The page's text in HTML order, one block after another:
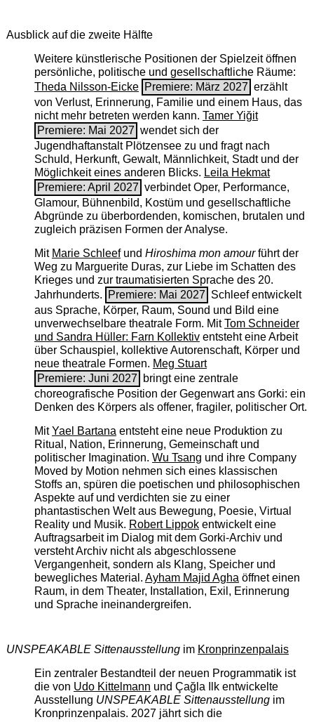
Ausblick auf die zweite Hälfte
Weitere künstlerische Positionen der Spielzeit öffnen
persönliche, politische und gesellschaftliche Räume:
Theda Nilsson-Eicke Premiere: März 2027 erzählt
von Verlust, Erinnerung, Familie und einem Haus, das
nicht mehr betreten werden kann. Tamer Yiğit
Premiere: Mai 2027 wendet sich der
Jugendhaftanstalt Plötzensee zu und fragt nach
Schuld, Herkunft, Gewalt, Männlichkeit, Stadt und der
Möglichkeit eines anderen Blicks. Leila Hekmat
Premiere: April 2027 verbindet Oper, Performance,
Glamour, Bühnenbild, Kostüm und gesellschaftliche
Abgründe zu überbordenden, komischen, brutalen und
zugleich präzisen Formen der Analyse.
Mit Marie Schleefund Hiroshima mon amourführt der
Weg zu Marguerite Duras, zur Liebe im Schatten des
Krieges und zur traumatisierten Sprache des 20.
Jahrhunderts.
Premiere: Mai 2027 Schleef entwickelt
aus Sprache, Körper, Raum, Sound und Bild eine
unverwechselbare theatrale Form. MitTom Schneider
und Sandra Hüller: Farn Kollektiventsteht eine Arbeit
über Schauspiel, kollektive Autorenschaft, Körper und
neue theatrale Formen. Meg Stuart
Premiere: Juni 2027
bringt eine zentrale
choreografische Position der Gegenwart ans Gorki: ein
Denken des Körpers als offener, fragiler, politischer Ort.
MitYael Bartanaentsteht eine neue Produktion zu
Ritual, Nation, Erinnerung, Gemeinschaft und
politischer Imagination. Wu Tsang und ihre Company
Moved by Motion nehmen sich eines klassischen
Stoffs an, spüren die poetischen und philosophischen
Aspekte auf und verdichten sie zu einer
phantastischen Welt aus Bewegung, Poesie, Virtual
Reality und Musik. Robert Lippokentwickelt eine
Auftragsarbeit im Dialog mit dem Gorki-Archiv und
versteht Archiv nicht als abgeschlossene
Vergangenheit, sondern als Klang, Speicher und
bewegliches Material. Ayham Majid Aghaöffnet einen
Raum, in dem Theater, Installation, Exil, Erinnerung
und Sprache ineinandergreifen.
UNSPEAKABLE Sittenausstellungim Kronprinzenpalais
Ein zentraler Bestandteil der neuen Programmatik ist
die von Udo Kittelmann und Çağla Ilk entwickelte
Ausstellung UNSPEAKABLE Sittenausstellungim
Kronprinzenpalais. 2027 jährt sich die